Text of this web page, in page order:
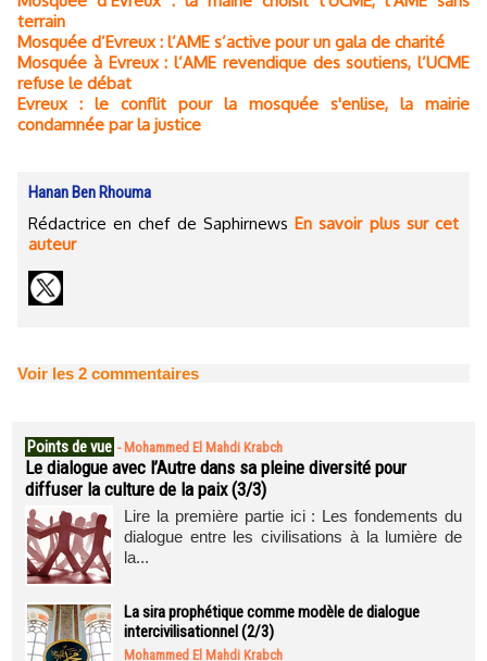
terrain
Mosquée d’Evreux : l’AME s’active pour un gala de charité
Mosquée à Evreux : l’AME revendique des soutiens, l’UCME
refuse le débat
Evreux : le conflit pour la mosquée s'enlise, la mairie
condamnée par la justice
Hanan Ben Rhouma
Rédactrice en chef de Saphirnews En savoir plus sur cet
auteur
Voir les 2 commentaires
Points de vue - Mohammed El Mahdi Krabch
Le dialogue avec l’Autre dans sa pleine diversité pour
diffuser la culture de la paix (3/3)
Lire la première partie ici : Les fondements du
dialogue entre les civilisations à la lumière de
la...
La sira prophétique comme modèle de dialogue
intercivilisationnel (2/3)
Mohammed El Mahdi Krabch